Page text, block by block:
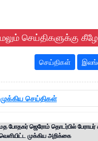
செய்திகளுக்கு
செய்திகள்
முக்கிய செய்திகள்
போதகர் ஜெரோம் தொடர்பில்
முக்கிய அறிக்கை